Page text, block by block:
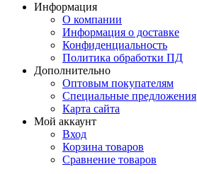
Информация
О компании
Информация о доставке
Конфиденциальность
Политика обработки ПД
Дополнительно
Оптовым покупателям
Специальные предложения
Карта сайта
Мой аккаунт
Вход
Корзина товаров
Сравнение товаров